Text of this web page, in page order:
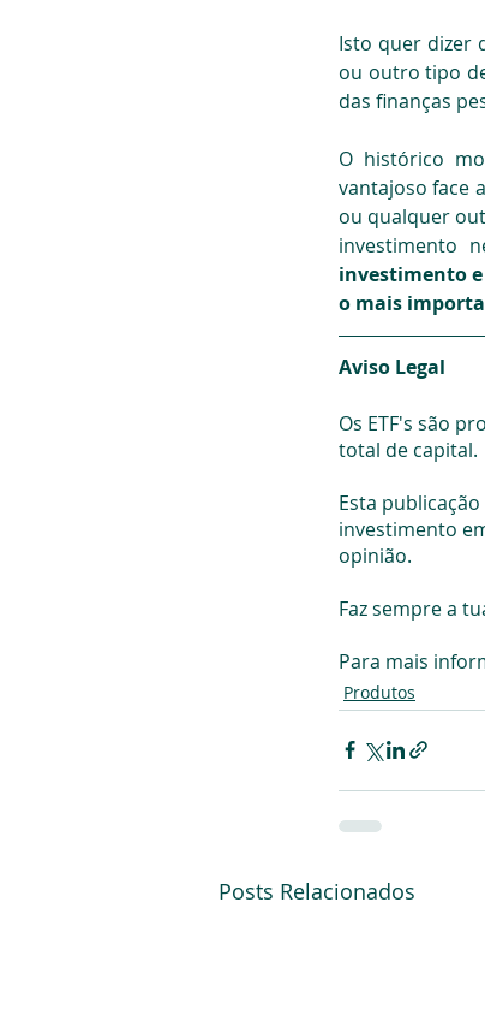
Isto quer dizer
ou outro tipo
das finanças
O histórico
vantajoso face
ou qualquer
investimento
investimento
o mais
Aviso Legal
Os ETF's são
total de capital.
Esta
investimento
opinião.
Faz sempre a
Para mais
Produtos
Posts Relacionados